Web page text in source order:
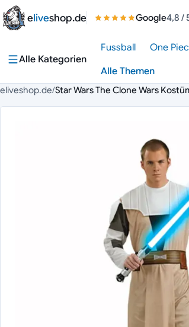
Zum Inhalt springen
eliveshop.de Google4,8 /
Alle Kategorien
Fussball One
Alle Themen
eliveshop.de/Star Wars The Clone Wars